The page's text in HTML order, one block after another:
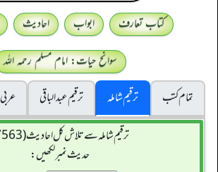
کتاب تعارف ابواب احادیث
سوانح حیات: امام مسلم رحمہ اللہ
تمام کتب
ترقیم شاملہ ترقيم عبدالباقی عربی
ترقیم شاملہ سے تلاش کل احادیث (7563)
حدیث نمبر لکھیں: